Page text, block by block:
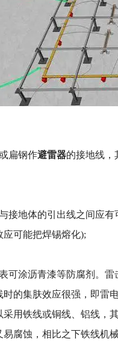
扁钢作避雷器的接地线，
地体的引出线之间应有
可能把焊锡熔化);
涂沥青漆等防腐剂。雷
时的集肤效应很强，即雷
采用铁线或铜线、铝线，
腐蚀，相比之下铁线机